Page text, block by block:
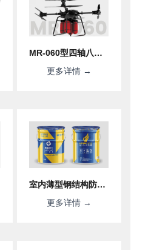
MR-060型四轴八旋翼无人机平台
更多详情 →
室内薄型钢结构防火涂料
更多详情 →